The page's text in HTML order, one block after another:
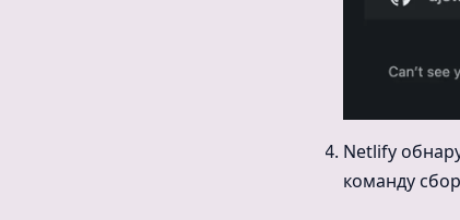
Netlify
команду